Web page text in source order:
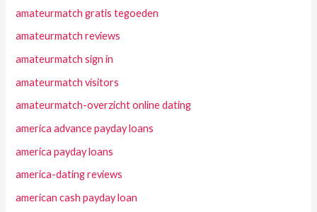
amateurmatch gratis tegoeden
amateurmatch reviews
amateurmatch sign in
amateurmatch visitors
amateurmatch-overzicht online dating
america advance payday loans
america payday loans
america-dating reviews
american cash payday loan